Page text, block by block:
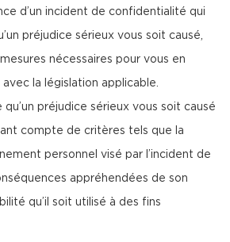
d’un incident de confidentialité qui
préjudice sérieux vous soit causé,
nécessaires pour vous en
la législation applicable.
qu’un préjudice sérieux vous soit causé
compte de critères tels que la
personnel visé par l’incident de
appréhendées de son
qu’il soit utilisé à des fins